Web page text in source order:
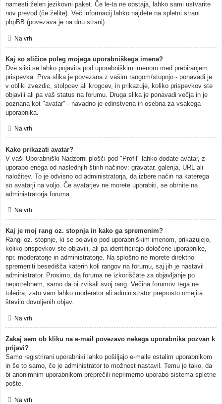
namesti želen jezikovni paket. Če le-ta ne obstaja, lahko sami ustvarite
nov prevod (če želite). Več informacij lahko najdete na spletni strani
phpBB (povezava je na dnu strani).
Na vrh
Kaj so sličice poleg mojega uporabniškega imena?
Dve sliki se lahko pojavita pod uporabniškim imenom med prebiranjem
prispevka. Prva slika je povezana z vašim rangom/stopnjo - ponavadi je
v obliki zvezdic, stolpcev ali krogcev, in prikazuje, koliko prispevkov ste
objavili ali pa vaš status na forumu. Druga slika je ponavadi večja in je
poznana kot "avatar" - navadno je edinstvena in osebna za vsakega
uporabnika.
Na vrh
Kako prikazati avatar?
V vaši Uporabniški Nadzorni plošči pod "Profil" lahko dodate avatar, z
uporabo enega od naslednjih štirih načinov: gravatar, galerija, URL ali
naložitev. To je odvisno od administratorja, da izbere način na katerega
so avatarji na voljo. Če avatarjev ne morete uporabiti, se obrnite na
administratorja foruma.
Na vrh
Kaj je moj rang oz. stopnja in kako ga spremenim?
Rangi oz. stopnje, ki se pojavijo pod uporabniškim imenom, prikazujejo,
koliko prispevkov ste objavili, ali pa identificirajo določene uporabnike,
npr. moderatorje in administratorje. Na splošno ne morete direktno
spremeniti besedišča katerih koli rangov na forumu, saj jih je nastavil
administrator. Prosimo, da foruma ne izkoriščate za objavljanje po
nepotrebnem, samo da bi zvišali svoj rang. Večina forumov tega ne
tolerira, zato vam lahko moderator ali administrator preprosto omejita
število dovoljenih objav.
Na vrh
Zakaj sem ob kliku na e-mail povezavo nekega uporabnika pozvan k
prijavi?
Samo registrirani uporabniki lahko pošiljajo e-maile ostalim uporabnikom
in še to samo, če je administrator to možnost nastavil. Temu je tako, da
bi anonimnim uporabnikom preprečili neprimerno uporabo sistema spletne
pošte.
Na vrh